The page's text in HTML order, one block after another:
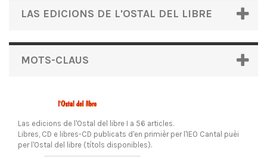
LAS EDICIONS DE L'OSTAL DEL LIBRE
MOTS-CLAUS
Las edicions de l'Ostal del libre I a 56 articles.
Libres, CD e libres-CD publicats d'en primièr per l'IEO Cantal puèi
per l'Ostal del libre (títols disponibles).